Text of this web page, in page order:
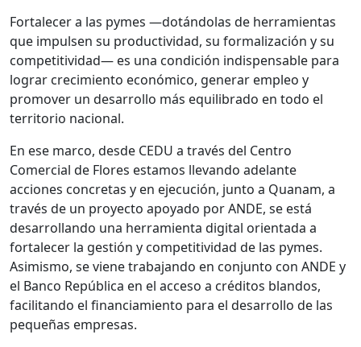
Fortalecer a las pymes —dotándolas de herramientas
que impulsen su productividad, su formalización y su
competitividad— es una condición indispensable para
lograr crecimiento económico, generar empleo y
promover un desarrollo más equilibrado en todo el
territorio nacional.
En ese marco, desde CEDU a través del Centro
Comercial de Flores estamos llevando adelante
acciones concretas y en ejecución, junto a Quanam, a
través de un proyecto apoyado por ANDE, se está
desarrollando una herramienta digital orientada a
fortalecer la gestión y competitividad de las pymes.
Asimismo, se viene trabajando en conjunto con ANDE y
el Banco República en el acceso a créditos blandos,
facilitando el financiamiento para el desarrollo de las
pequeñas empresas.